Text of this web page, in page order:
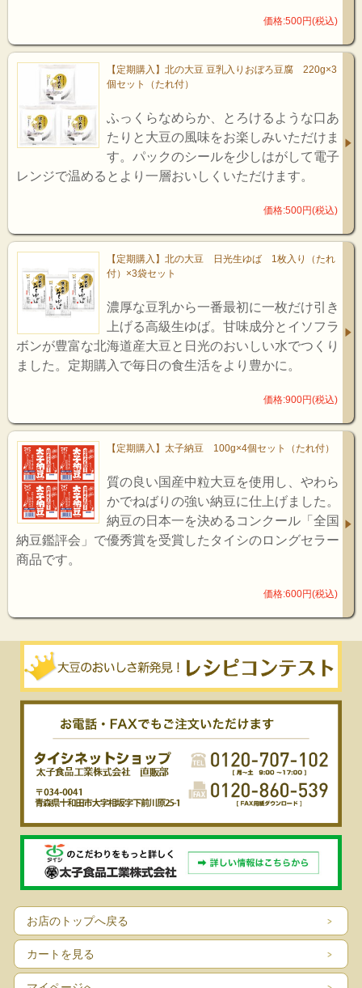
価格:500円(税込)
【定期購入】北の大豆 豆乳入りおぼろ豆腐 220g×3
個セット（たれ付）
ふっくらなめらか、とろけるような口あ
たりと大豆の風味をお楽しみいただけま
す。パックのシールを少しはがして電子
レンジで温めるとより一層おいしくいただけます。
価格:500円(税込)
【定期購入】北の大豆 日光生ゆば 1枚入り（たれ
付）×3袋セット
濃厚な豆乳から一番最初に一枚だけ引き
上げる高級生ゆば。甘味成分とイソフラ
ボンが豊富な北海道産大豆と日光のおいしい水でつくり
ました。定期購入で毎日の食生活をより豊かに。
価格:900円(税込)
【定期購入】太子納豆 100g×4個セット（たれ付）
質の良い国産中粒大豆を使用し、やわら
かでねばりの強い納豆に仕上げました。
納豆の日本一を決めるコンクール「全国
納豆鑑評会」で優秀賞を受賞したタイシのロングセラー
商品です。
価格:600円(税込)
お店のトップへ戻る
カートを見る